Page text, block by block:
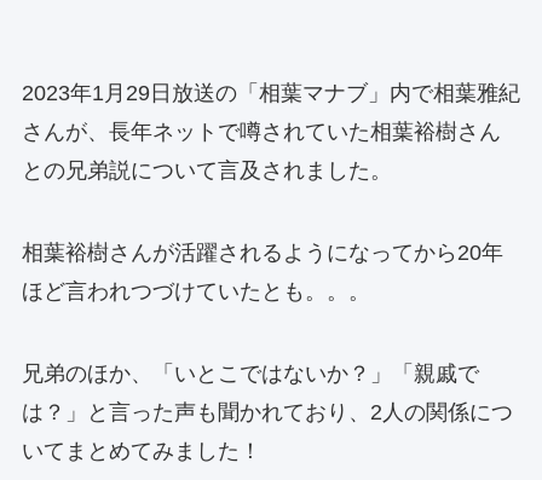
2023年1月29日放送の「相葉マナブ」内で相葉雅紀
さんが、長年ネットで噂されていた相葉裕樹さん
との兄弟説について言及されました。
相葉裕樹さんが活躍されるようになってから20年
ほど言われつづけていたとも。。。
兄弟のほか、「いとこではないか？」「親戚で
は？」と言った声も聞かれており、2人の関係につ
いてまとめてみました！